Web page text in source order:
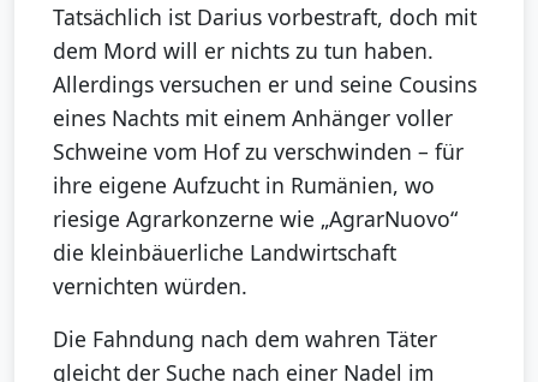
Tatsächlich ist Darius vorbestraft, doch mit
dem Mord will er nichts zu tun haben.
Allerdings versuchen er und seine Cousins
eines Nachts mit einem Anhänger voller
Schweine vom Hof zu verschwinden – für
ihre eigene Aufzucht in Rumänien, wo
riesige Agrarkonzerne wie „AgrarNuovo“
die kleinbäuerliche Landwirtschaft
vernichten würden.
Die Fahndung nach dem wahren Täter
gleicht der Suche nach einer Nadel im